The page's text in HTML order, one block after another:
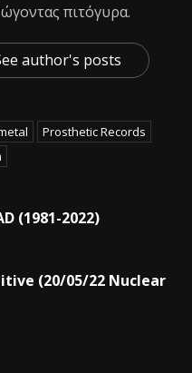
πιτόγυρα.
author's posts
Prosthetic Records
(1981-2022)
(20/05/22 Nuclear